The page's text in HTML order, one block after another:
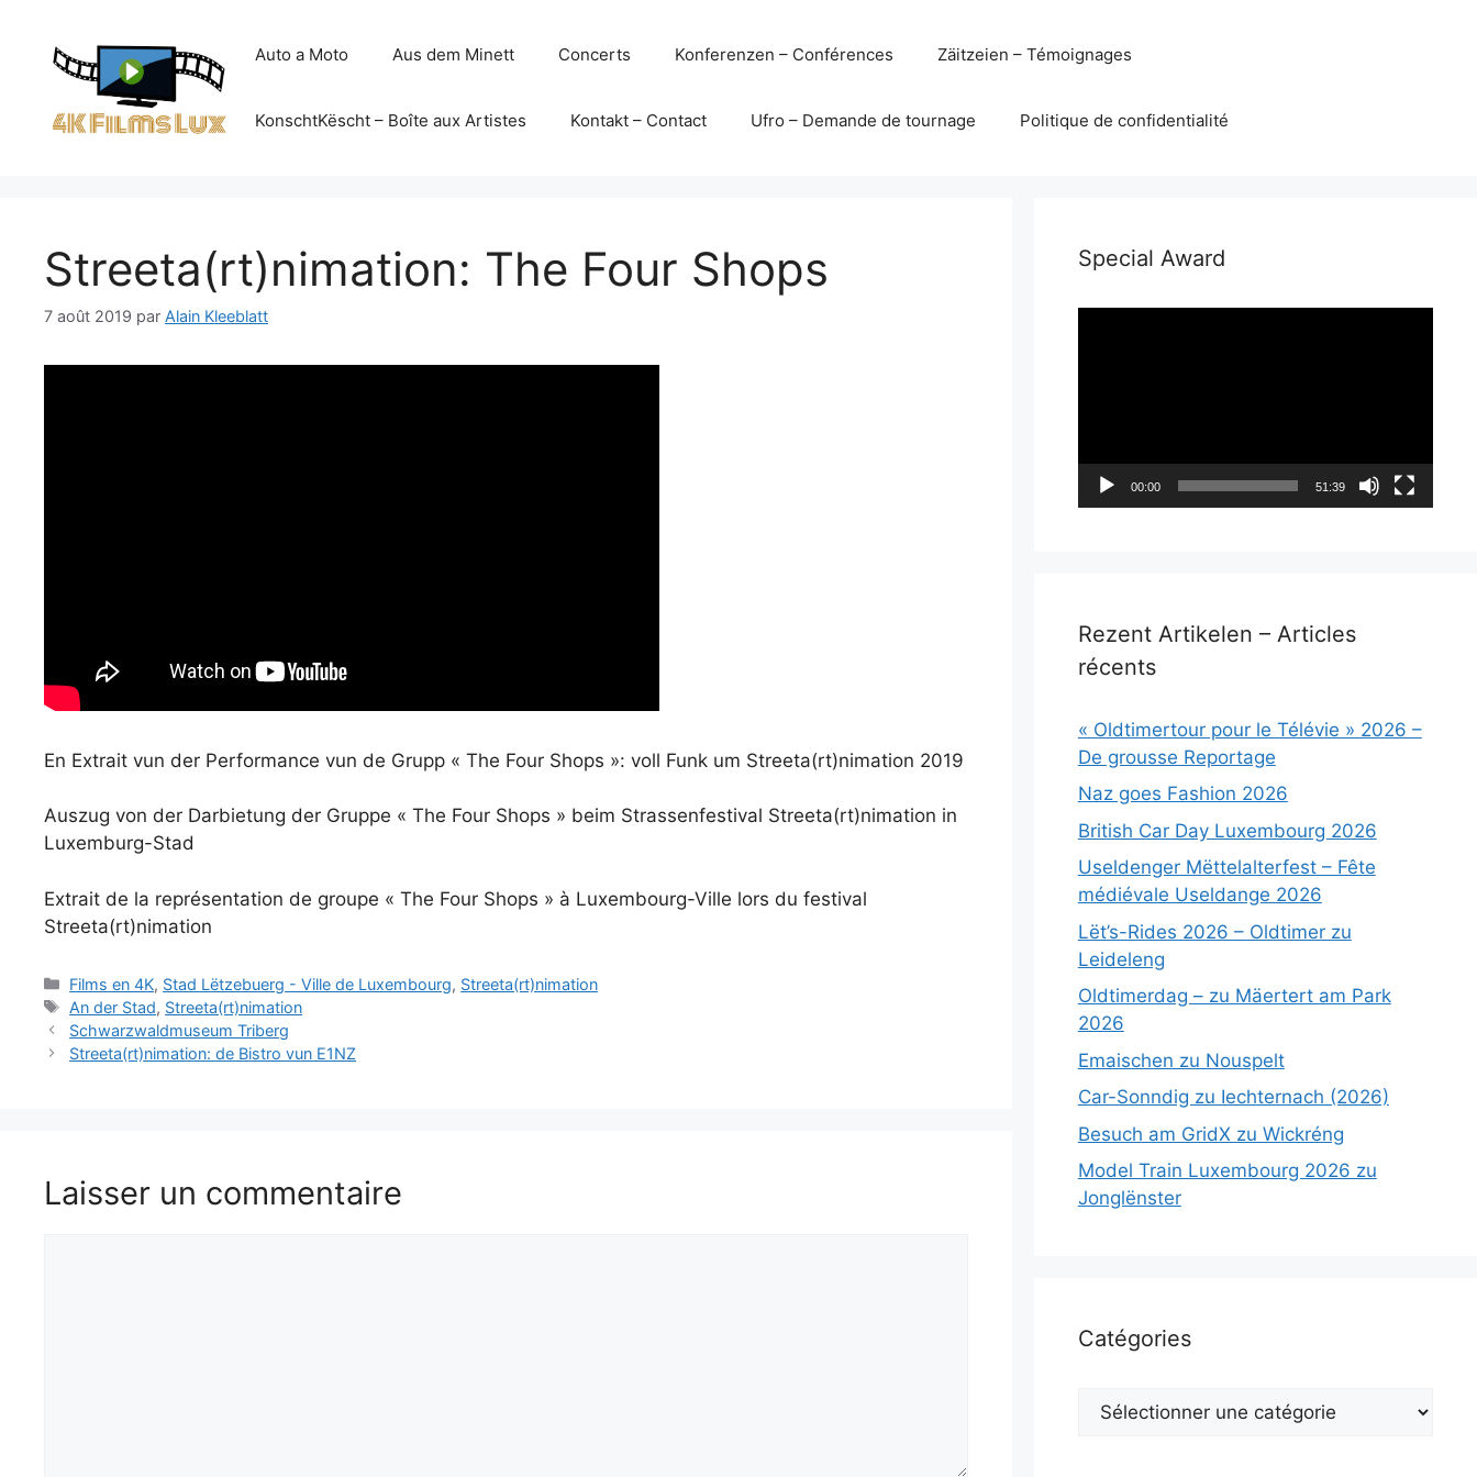
contenu
Auto a Moto Aus dem Minett Concerts Konferenzen – Conférences Zäitzeien – Témoignages
KonschtKëscht – Boîte aux Artistes Kontakt – Contact Ufro – Demande de tournage Politique de confidentialité
Streeta(rt)nimation: The Four Shops
7 août 2019 par Alain Kleeblatt
En Extrait vun der Performance vun de Grupp « The Four Shops »: voll Funk um Streeta(rt)nimation 2019
Auszug von der Darbietung der Gruppe « The Four Shops » beim Strassenfestival Streeta(rt)nimation in
Luxemburg-Stad
Extrait de la représentation de groupe « The Four Shops » à Luxembourg-Ville lors du festival
Streeta(rt)nimation
Catégories
Films en 4K, Stad Lëtzebuerg - Ville de Luxembourg, Streeta(rt)nimation
Étiquettes
An der Stad, Streeta(rt)nimation
Schwarzwaldmuseum Triberg
Streeta(rt)nimation: de Bistro vun E1NZ
Laisser un commentaire
Special Award
00:00 51:39
Rezent Artikelen – Articles
récents
« Oldtimertour pour le Télévie » 2026 –
De grousse Reportage
Naz goes Fashion 2026
British Car Day Luxembourg 2026
Useldenger Mëttelalterfest – Fête
médiévale Useldange 2026
Lët’s-Rides 2026 – Oldtimer zu
Leideleng
Oldtimerdag – zu Mäertert am Park
2026
Emaischen zu Nouspelt
Car-Sonndig zu Iechternach (2026)
Besuch am GridX zu Wickréng
Model Train Luxembourg 2026 zu
Jonglënster
Catégories
Catégories